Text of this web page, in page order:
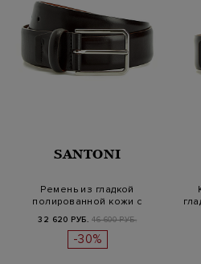
SANTONI
Ремень из гладкой
полированной кожи с
тисненым логотип…
32 620 РУБ. 46 600 РУБ.
-30%